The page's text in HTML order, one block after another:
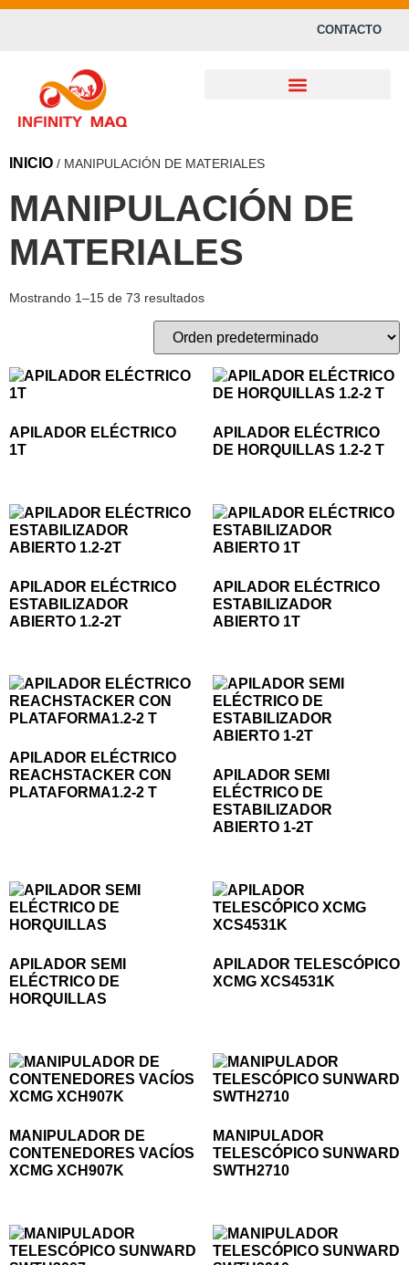
CONTACTO
INICIO / MANIPULACIÓN DE MATERIALES
MANIPULACIÓN DE
MATERIALES
Mostrando 1–15 de 73 resultados
APILADOR ELÉCTRICO
1T
APILADOR ELÉCTRICO
DE HORQUILLAS 1.2-2 T
APILADOR ELÉCTRICO
ESTABILIZADOR
ABIERTO 1.2-2T
APILADOR ELÉCTRICO
ESTABILIZADOR
ABIERTO 1T
APILADOR ELÉCTRICO
REACHSTACKER CON
PLATAFORMA1.2-2 T
APILADOR SEMI
ELÉCTRICO DE
ESTABILIZADOR
ABIERTO 1-2T
APILADOR SEMI
ELÉCTRICO DE
HORQUILLAS
APILADOR TELESCÓPICO
XCMG XCS4531K
MANIPULADOR DE
CONTENEDORES VACÍOS
XCMG XCH907K
MANIPULADOR
TELESCÓPICO SUNWARD
SWTH2710